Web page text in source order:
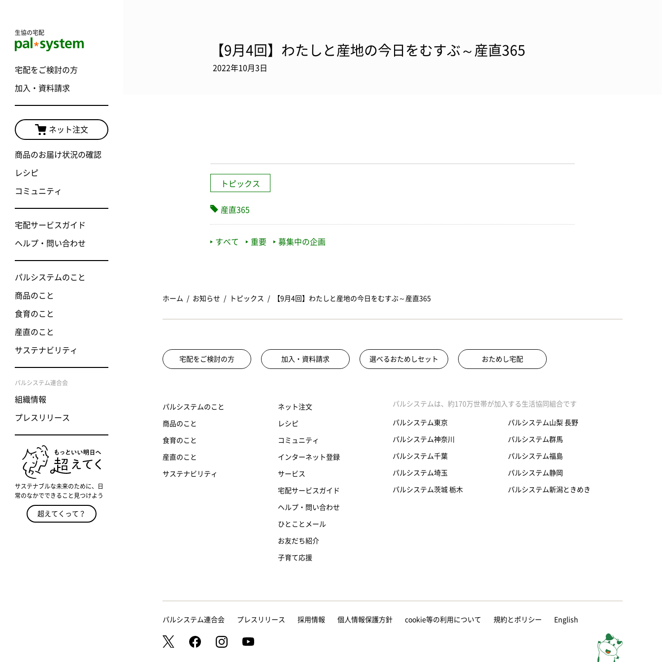
生協の宅配
宅配をご検討の方
加入・資料請求
ネット注文
商品のお届け状況の確認
レシピ
コミュニティ
宅配サービスガイド
ヘルプ・問い合わせ
パルシステムのこと
商品のこと
食育のこと
産直のこと
サステナビリティ
パルシステム連合会
組織情報
プレスリリース
サステナブルな未来のために、日
常のなかでできること見つけよう
超えてくって？
【9月4回】わたしと産地の今日をむすぶ～産直365
2022年10月3日
トピックス
産直365
すべて 重要 募集中の企画
ホーム お知らせ トピックス 【9月4回】わたしと産地の今日をむすぶ～産直365
宅配をご検討の方 加入・資料請求 選べるおためしセット おためし宅配
パルシステムのこと
商品のこと
食育のこと
産直のこと
サステナビリティ
ネット注文
レシピ
コミュニティ
インターネット登録
サービス
宅配サービスガイド
ヘルプ・問い合わせ
ひとことメール
お友だち紹介
子育て応援
パルシステムは、約170万世帯が加入する生活協同組合です
パルシステム東京
パルシステム神奈川
パルシステム千葉
パルシステム埼玉
パルシステム茨城 栃木
パルシステム山梨 長野
パルシステム群馬
パルシステム福島
パルシステム静岡
パルシステム新潟ときめき
パルシステム連合会 プレスリリース 採用情報 個人情報保護方針 cookie等の利用について 規約とポリシー English